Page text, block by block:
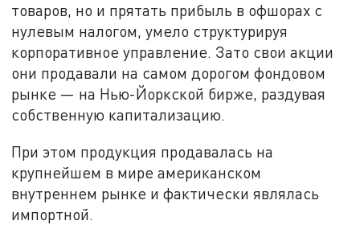
товаров, но и прятать прибыль в офшорах с
нулевым налогом, умело структурируя
корпоративное управление. Зато свои акции
они продавали на самом дорогом фондовом
рынке — на Нью-Йоркской бирже, раздувая
собственную капитализацию.
При этом продукция продавалась на
крупнейшем в мире американском
внутреннем рынке и фактически являлась
импортной.